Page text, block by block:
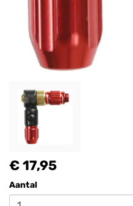
€ 17,95
Aantal